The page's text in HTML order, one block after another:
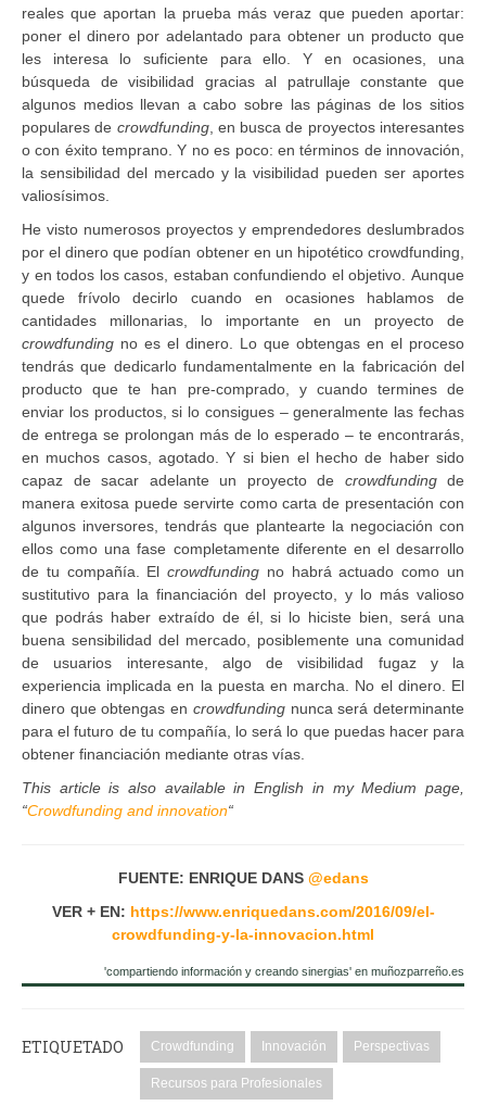
reales que aportan la prueba más veraz que pueden aportar:
poner el dinero por adelantado para obtener un producto que
les interesa lo suficiente para ello. Y en ocasiones, una
búsqueda de visibilidad gracias al patrullaje constante que
algunos medios llevan a cabo sobre las páginas de los sitios
populares de crowdfunding, en busca de proyectos interesantes
o con éxito temprano. Y no es poco: en términos de innovación,
la sensibilidad del mercado y la visibilidad pueden ser aportes
valiosísimos.
He visto numerosos proyectos y emprendedores deslumbrados
por el dinero que podían obtener en un hipotético crowdfunding,
y en todos los casos, estaban confundiendo el objetivo. Aunque
quede frívolo decirlo cuando en ocasiones hablamos de
cantidades millonarias, lo importante en un proyecto de
crowdfunding no es el dinero. Lo que obtengas en el proceso
tendrás que dedicarlo fundamentalmente en la fabricación del
producto que te han pre-comprado, y cuando termines de
enviar los productos, si lo consigues – generalmente las fechas
de entrega se prolongan más de lo esperado – te encontrarás,
en muchos casos, agotado. Y si bien el hecho de haber sido
capaz de sacar adelante un proyecto de crowdfundingde
manera exitosa puede servirte como carta de presentación con
algunos inversores, tendrás que plantearte la negociación con
ellos como una fase completamente diferente en el desarrollo
de tu compañía. Elcrowdfunding no habrá actuado como un
sustitutivo para la financiación del proyecto, y lo más valioso
que podrás haber extraído de él, si lo hiciste bien, será una
buena sensibilidad del mercado, posiblemente una comunidad
de usuarios interesante, algo de visibilidad fugaz y la
experiencia implicada en la puesta en marcha. No el dinero. El
dinero que obtengas en crowdfundingnunca será determinante
para el futuro de tu compañía, lo será lo que puedas hacer para
obtener financiación mediante otras vías.
This article is also available in English in my Medium page,
“Crowdfunding and innovation“
FUENTE: ENRIQUE DANS @edans
VER + EN: https://www.enriquedans.com/2016/09/el-
crowdfunding-y-la-innovacion.html
'compartiendo información y creando sinergias' en muñozparreño.es
ETIQUETADO Crowdfunding Innovación Perspectivas
Recursos para Profesionales